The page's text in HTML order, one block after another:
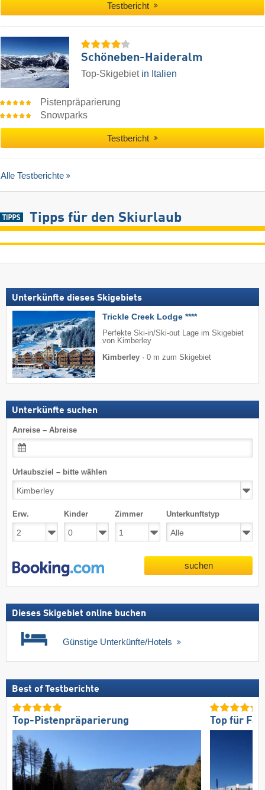
Testbericht
Schöneben-Haideralm
Top-Skigebiet in Italien
Pistenpräparierung
Snowparks
Testbericht
Alle Testberichte
Tipps für den Skiurlaub
Unterkünfte dieses Skigebiets
Trickle Creek Lodge ****
Perfekte Ski-in/Ski-out Lage im Skigebiet
von Kimberley
Kimberley · 0 m zum Skigebiet
Unterkünfte suchen
Anreise – Abreise
Urlaubsziel – bitte wählen
Erw. Kinder Zimmer Unterkunftstyp
suchen
Dieses Skigebiet online buchen
Günstige Unterkünfte/Hotels
Best of Testberichte
Top-Pistenpräparierung Top für